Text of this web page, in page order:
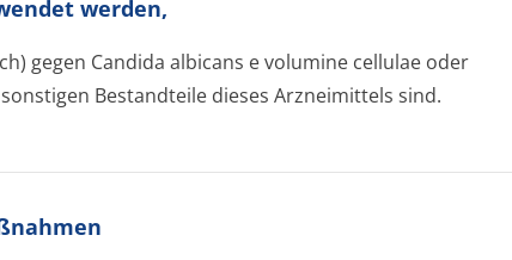
werden,
gegen Candida albicans e volumine cellulae oder
Bestandteile dieses Arzneimittels sind.